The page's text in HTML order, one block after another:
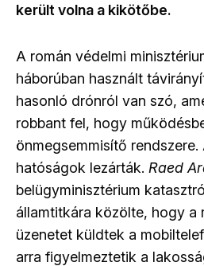
került volna a kikötőbe.
A román védelmi
háborúban használt
hasonló drónról van szó,
robbant fel, hogy
önmegsemmisítő
hatóságok lezárták. Raed
belügyminisztérium
államtitkára közölte, hogy a
üzenetet küldtek a
arra figyelmeztetik a